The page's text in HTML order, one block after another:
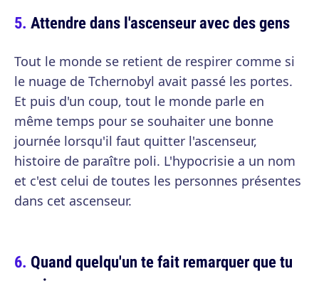
Attendre dans l'ascenseur avec des gens
Tout le monde se retient de respirer comme si
le nuage de Tchernobyl avait passé les portes.
Et puis d'un coup, tout le monde parle en
même temps pour se souhaiter une bonne
journée lorsqu'il faut quitter l'ascenseur,
histoire de paraître poli. L'hypocrisie a un nom
et c'est celui de toutes les personnes présentes
dans cet ascenseur.
Quand quelqu'un te fait remarquer que tu